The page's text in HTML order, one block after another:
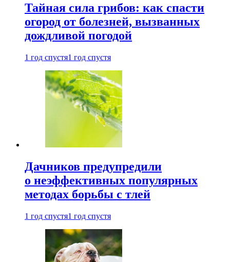
Тайная сила грибов: как спасти
огород от болезней, вызванных
дождливой погодой
1 год спустя1 год спустя
Дачников предупредили
о неэффективных популярных
методах борьбы с тлей
1 год спустя1 год спустя